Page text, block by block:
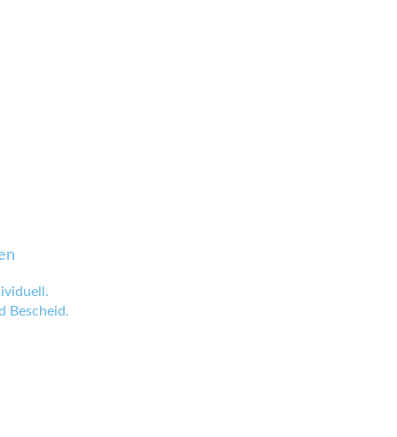
Bescheid.